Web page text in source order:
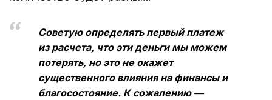
Советую определять первый платеж
из расчета, что эти деньги мы можем
потерять, но это не окажет
существенного влияния на финансы и
благосостояние. К сожалению —